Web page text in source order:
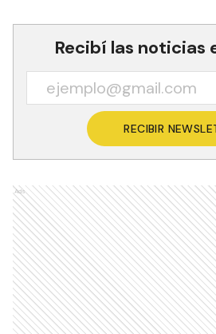
Recibí las noticias
RECIBIR
Ads